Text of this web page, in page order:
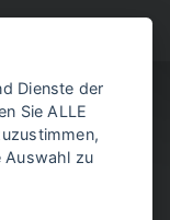
Dienste der
Sie ALLE
Auswahl zu